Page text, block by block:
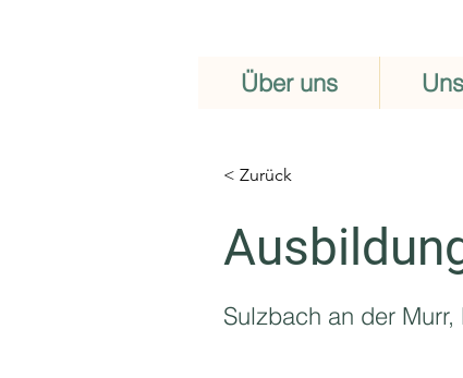
Über uns
< Zurück
Sulzbach an der